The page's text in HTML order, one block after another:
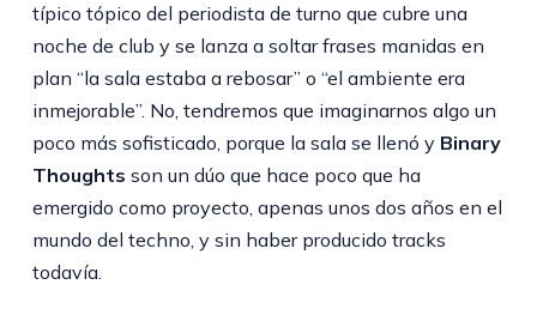
típico tópico del periodista de turno que cubre una
noche de club y se lanza a soltar frases manidas en
plan “la sala estaba a rebosar” o “el ambiente era
inmejorable”. No, tendremos que imaginarnos algo un
poco más sofisticado, porque la sala se llenó y Binary
Thoughts son un dúo que hace poco que ha
emergido como proyecto, apenas unos dos años en el
mundo del techno, y sin haber producido tracks
todavía.